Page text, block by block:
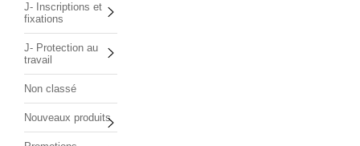
J- Inscriptions et
fixations
J- Protection au
travail
Non classé
Nouveaux produits